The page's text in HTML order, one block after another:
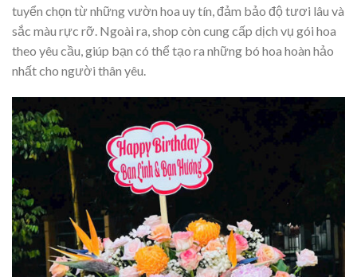
tuyển chọn từ những vườn hoa uy tín, đảm bảo độ tươi lâu và
sắc màu rực rỡ. Ngoài ra, shop còn cung cấp dịch vụ gói hoa
theo yêu cầu, giúp bạn có thể tạo ra những bó hoa hoàn hảo
nhất cho người thân yêu.